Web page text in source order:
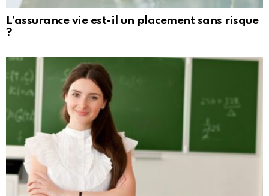
L’assurance vie est-il un placement sans risque
?